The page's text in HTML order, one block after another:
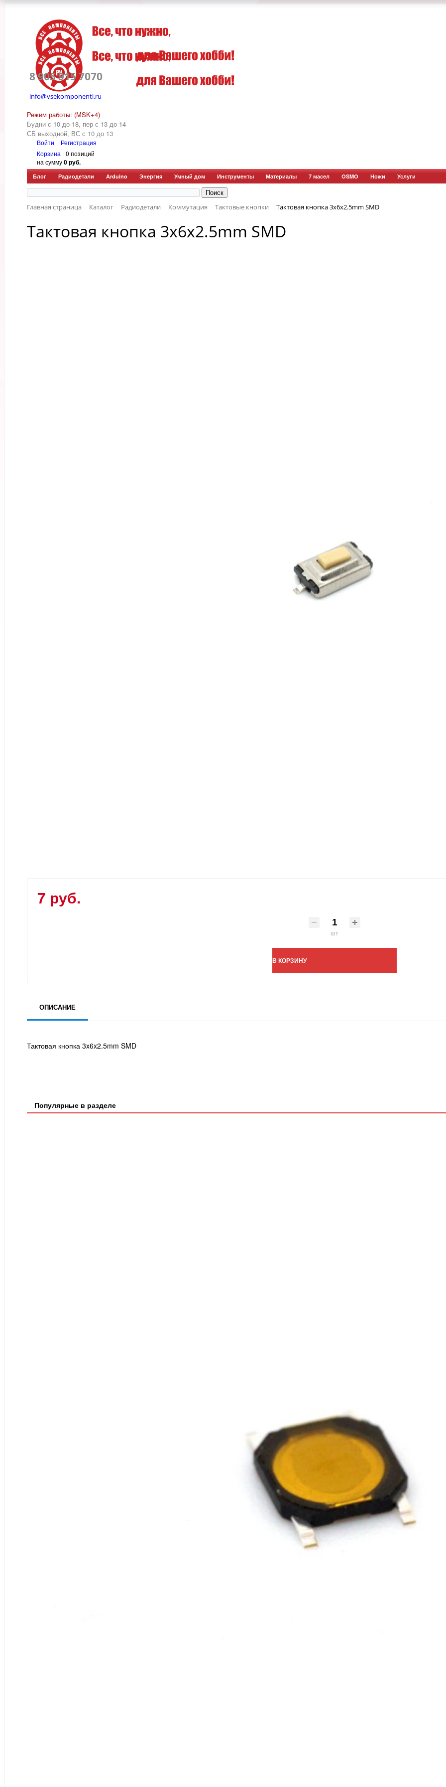
8 905 915 7070
info@vsekomponenti.ru
Режим работы: (MSK+4)
Будни с 10 до 18, пер с 13 до 14
СБ выходной, ВС с 10 до 13
Войти
Регистрация
Корзина
0 позиций
на сумму0 руб.
Блог Радиодетали Arduino Энергия Умный дом Инструменты Материалы 7 масел OSMO Ножи Услуги
Главная страница Каталог Радиодетали Коммутация Тактовые кнопки Тактовая кнопка 3x6x2.5mm SMD
Тактовая кнопка 3x6x2.5mm SMD
7 руб.
шт
В КОРЗИНУ
ОПИСАНИЕ
Тактовая кнопка 3x6x2.5mm SMD
Популярные в разделе